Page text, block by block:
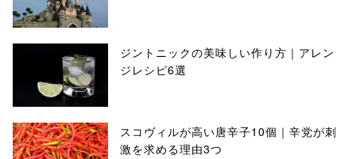
ジントニックの美味しい作り方｜アレン
ジレシピ6選
スコヴィルが高い唐辛子10個｜辛党が刺
激を求める理由3つ